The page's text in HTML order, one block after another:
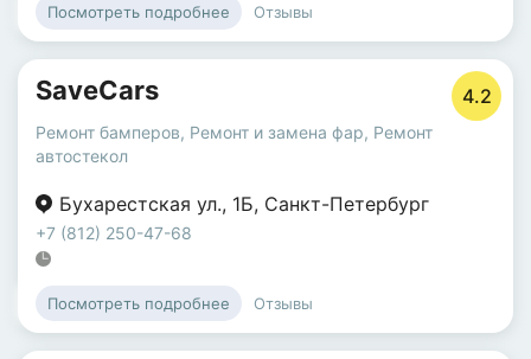
Посмотреть подробнее Отзывы
SaveCars 4.2
Ремонт бамперов, Ремонт и замена фар, Ремонт
автостекол
Бухарестская ул., 1Б, Санкт-Петербург
+7 (812) 250-47-68
Посмотреть подробнее Отзывы